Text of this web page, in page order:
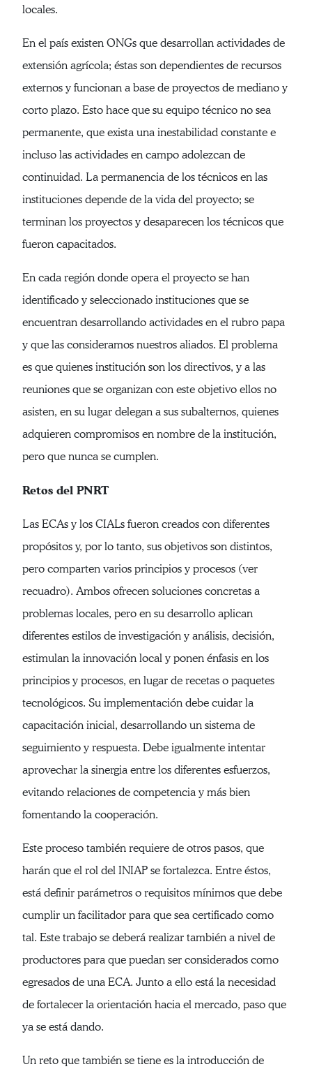
locales.
En el país existen ONGs que desarrollan actividades de
extensión agrícola; éstas son dependientes de recursos
externos y funcionan a base de proyectos de mediano y
corto plazo. Esto hace que su equipo técnico no sea
permanente, que exista una inestabilidad constante e
incluso las actividades en campo adolezcan de
continuidad. La permanencia de los técnicos en las
instituciones depende de la vida del proyecto; se
terminan los proyectos y desaparecen los técnicos que
fueron capacitados.
En cada región donde opera el proyecto se han
identificado y seleccionado instituciones que se
encuentran desarrollando actividades en el rubro papa
y que las consideramos nuestros aliados. El problema
es que quienes institución son los directivos, y a las
reuniones que se organizan con este objetivo ellos no
asisten, en su lugar delegan a sus subalternos, quienes
adquieren compromisos en nombre de la institución,
pero que nunca se cumplen.
Retos del PNRT
Las ECAs y los CIALs fueron creados con diferentes
propósitos y, por lo tanto, sus objetivos son distintos,
pero comparten varios principios y procesos (ver
recuadro). Ambos ofrecen soluciones concretas a
problemas locales, pero en su desarrollo aplican
diferentes estilos de investigación y análisis, decisión,
estimulan la innovación local y ponen énfasis en los
principios y procesos, en lugar de recetas o paquetes
tecnológicos. Su implementación debe cuidar la
capacitación inicial, desarrollando un sistema de
seguimiento y respuesta. Debe igualmente intentar
aprovechar la sinergia entre los diferentes esfuerzos,
evitando relaciones de competencia y más bien
fomentando la cooperación.
Este proceso también requiere de otros pasos, que
harán que el rol del INIAP se fortalezca. Entre éstos,
está definir parámetros o requisitos mínimos que debe
cumplir un facilitador para que sea certificado como
tal. Este trabajo se deberá realizar también a nivel de
productores para que puedan ser considerados como
egresados de una ECA. Junto a ello está la necesidad
de fortalecer la orientación hacia el mercado, paso que
ya se está dando.
Un reto que también se tiene es la introducción de